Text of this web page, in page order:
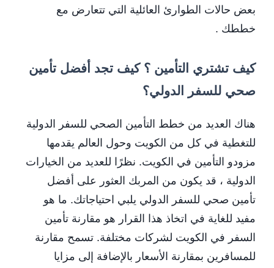
بعض حالات الطوارئ العائلية التي تتعارض مع
خططك .
كيف تشتري التأمين ؟ كيف تجد أفضل تأمين
صحي للسفر الدولي؟
هناك العديد من خطط التأمين الصحي للسفر الدولية
للتغطية في كل من الكويت وحول العالم يقدمها
مزودو التأمين في الكويت. نظرًا للعديد من الخيارات
الدولية ، قد يكون من المربك العثور على أفضل
تأمين صحي للسفر الدولي يلبي احتياجاتك. ما هو
مفيد للغاية في اتخاذ هذا القرار هو مقارنة تأمين
السفر في الكويت لشركات مختلفة. تسمح مقارنة
للمسافرين بمقارنة الأسعار بالإضافة إلى مزايا